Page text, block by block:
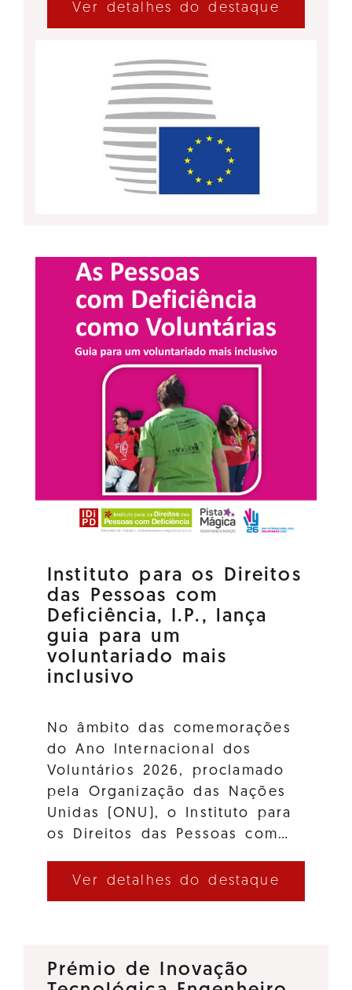
Ver detalhes do destaque
Instituto para os Direitos
das Pessoas com
Deficiência, I.P., lança
guia para um
voluntariado mais
inclusivo
No âmbito das comemorações
do Ano Internacional dos
Voluntários 2026, proclamado
pela Organização das Nações
Unidas (ONU), o Instituto para
os Direitos das Pessoas com…
Ver detalhes do destaque
Prémio de Inovação